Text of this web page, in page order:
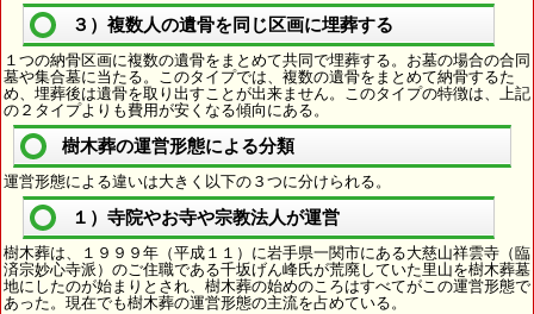
３）複数人の遺骨を同じ区画に埋葬する
１つの納骨区画に複数の遺骨をまとめて共同で埋葬する。お墓の場合の合同
墓や集合墓に当たる。このタイプでは、複数の遺骨をまとめて納骨するた
め、埋葬後は遺骨を取り出すことが出来ません。このタイプの特徴は、上記
の２タイプよりも費用が安くなる傾向にある。
樹木葬の運営形態による分類
運営形態による違いは大きく以下の３つに分けられる。
１）寺院やお寺や宗教法人が運営
樹木葬は、１９９９年（平成１１）に岩手県一関市にある大慈山祥雲寺（臨
済宗妙心寺派）のご住職である千坂げん峰氏が荒廃していた里山を樹木葬墓
地にしたのが始まりとされ、樹木葬の始めのころはすべてがこの運営形態で
あった。現在でも樹木葬の運営形態の主流を占めている。